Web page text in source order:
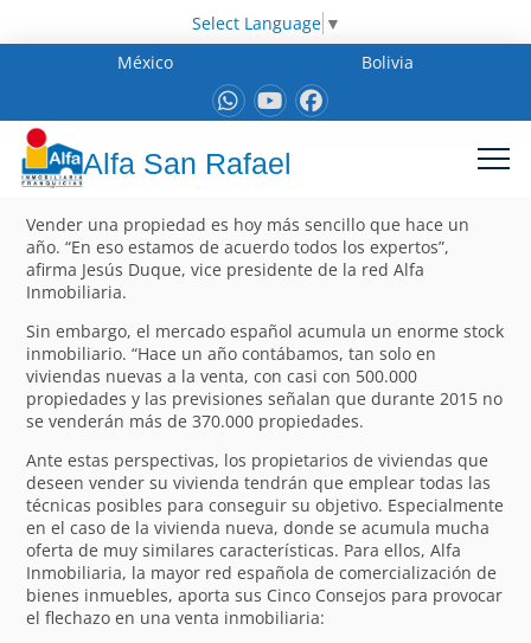
Select Language ▼
México
Bolivia
Alfa San Rafael
Vender una propiedad es hoy más sencillo que hace un
año. “En eso estamos de acuerdo todos los expertos”,
afirma Jesús Duque, vice presidente de la red Alfa
Inmobiliaria.
Sin embargo, el mercado español acumula un enorme stock
inmobiliario. “Hace un año contábamos, tan solo en
viviendas nuevas a la venta, con casi con 500.000
propiedades y las previsiones señalan que durante 2015 no
se venderán más de 370.000 propiedades.
Ante estas perspectivas, los propietarios de viviendas que
deseen vender su vivienda tendrán que emplear todas las
técnicas posibles para conseguir su objetivo. Especialmente
en el caso de la vivienda nueva, donde se acumula mucha
oferta de muy similares características. Para ellos, Alfa
Inmobiliaria, la mayor red española de comercialización de
bienes inmuebles, aporta sus Cinco Consejos para provocar
el flechazo en una venta inmobiliaria: